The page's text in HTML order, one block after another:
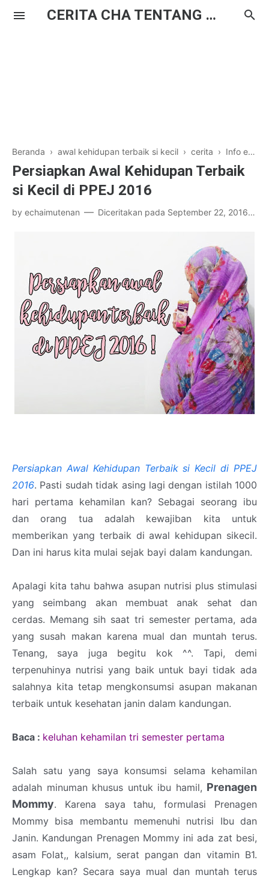
CERITA CHA TENTANG HAL BIASA
Beranda › awal kehidupan terbaik si kecil › cerita › Info event
Persiapkan Awal Kehidupan Terbaik
si Kecil di PPEJ 2016
by echaimutenan Diceritakan pada September 22, 2016
Persiapkan Awal Kehidupan Terbaik si Kecil di PPEJ
2016. Pasti sudah tidak asing lagi dengan istilah 1000
hari pertama kehamilan kan? Sebagai seorang ibu
dan orang tua adalah kewajiban kita untuk
memberikan yang terbaik di awal kehidupan sikecil.
Dan ini harus kita mulai sejak bayi dalam kandungan.
Apalagi kita tahu bahwa asupan nutrisi plus stimulasi
yang seimbang akan membuat anak sehat dan
cerdas. Memang sih saat tri semester pertama, ada
yang susah makan karena mual dan muntah terus.
Tenang, saya juga begitu kok ^^. Tapi, demi
terpenuhinya nutrisi yang baik untuk bayi tidak ada
salahnya kita tetap mengkonsumsi asupan makanan
terbaik untuk kesehatan janin dalam kandungan.
Baca : keluhan kehamilan tri semester pertama
Salah satu yang saya konsumsi selama kehamilan
adalah minuman khusus untuk ibu hamil, Prenagen
Mommy. Karena saya tahu, formulasi Prenagen
Mommy bisa membantu memenuhi nutrisi Ibu dan
Janin. Kandungan Prenagen Mommy ini ada zat besi,
asam Folat,, kalsium, serat pangan dan vitamin B1.
Lengkap kan? Secara saya mual dan muntah terus